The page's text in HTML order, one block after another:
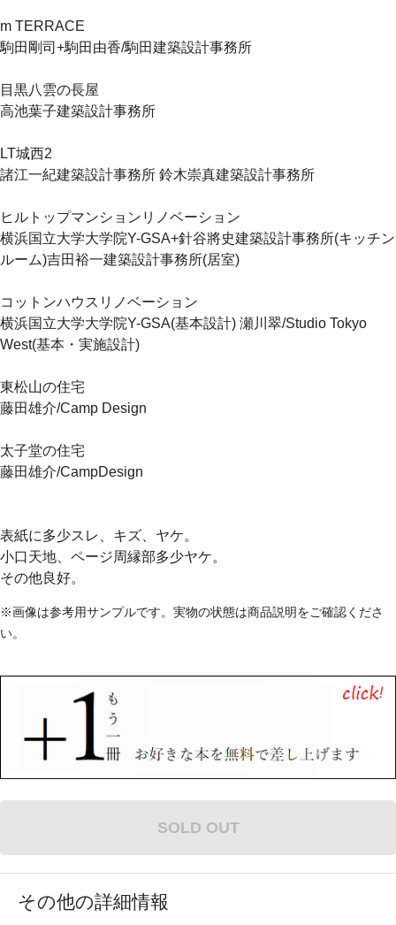
m TERRACE
駒田剛司+駒田由香/駒田建築設計事務所
目黒八雲の長屋
高池葉子建築設計事務所
LT城西2
諸江一紀建築設計事務所 鈴木崇真建築設計事務所
ヒルトップマンションリノベーション
横浜国立大学大学院Y-GSA+針谷將史建築設計事務所(キッチン
ルーム)吉田裕一建築設計事務所(居室)
コットンハウスリノベーション
横浜国立大学大学院Y-GSA(基本設計) 瀬川翠/Studio Tokyo
West(基本・実施設計)
東松山の住宅
藤田雄介/Camp Design
太子堂の住宅
藤田雄介/CampDesign
表紙に多少スレ、キズ、ヤケ。
小口天地、ページ周縁部多少ヤケ。
その他良好。
※画像は参考用サンプルです。実物の状態は商品説明をご確認くださ
い。
SOLD OUT
その他の詳細情報